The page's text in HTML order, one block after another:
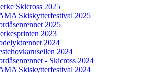
Skicross 2025
Skiskytterfestival 2025
2025
2023
2024
2024
- Skicross 2024
Skiskytterfestival 2024